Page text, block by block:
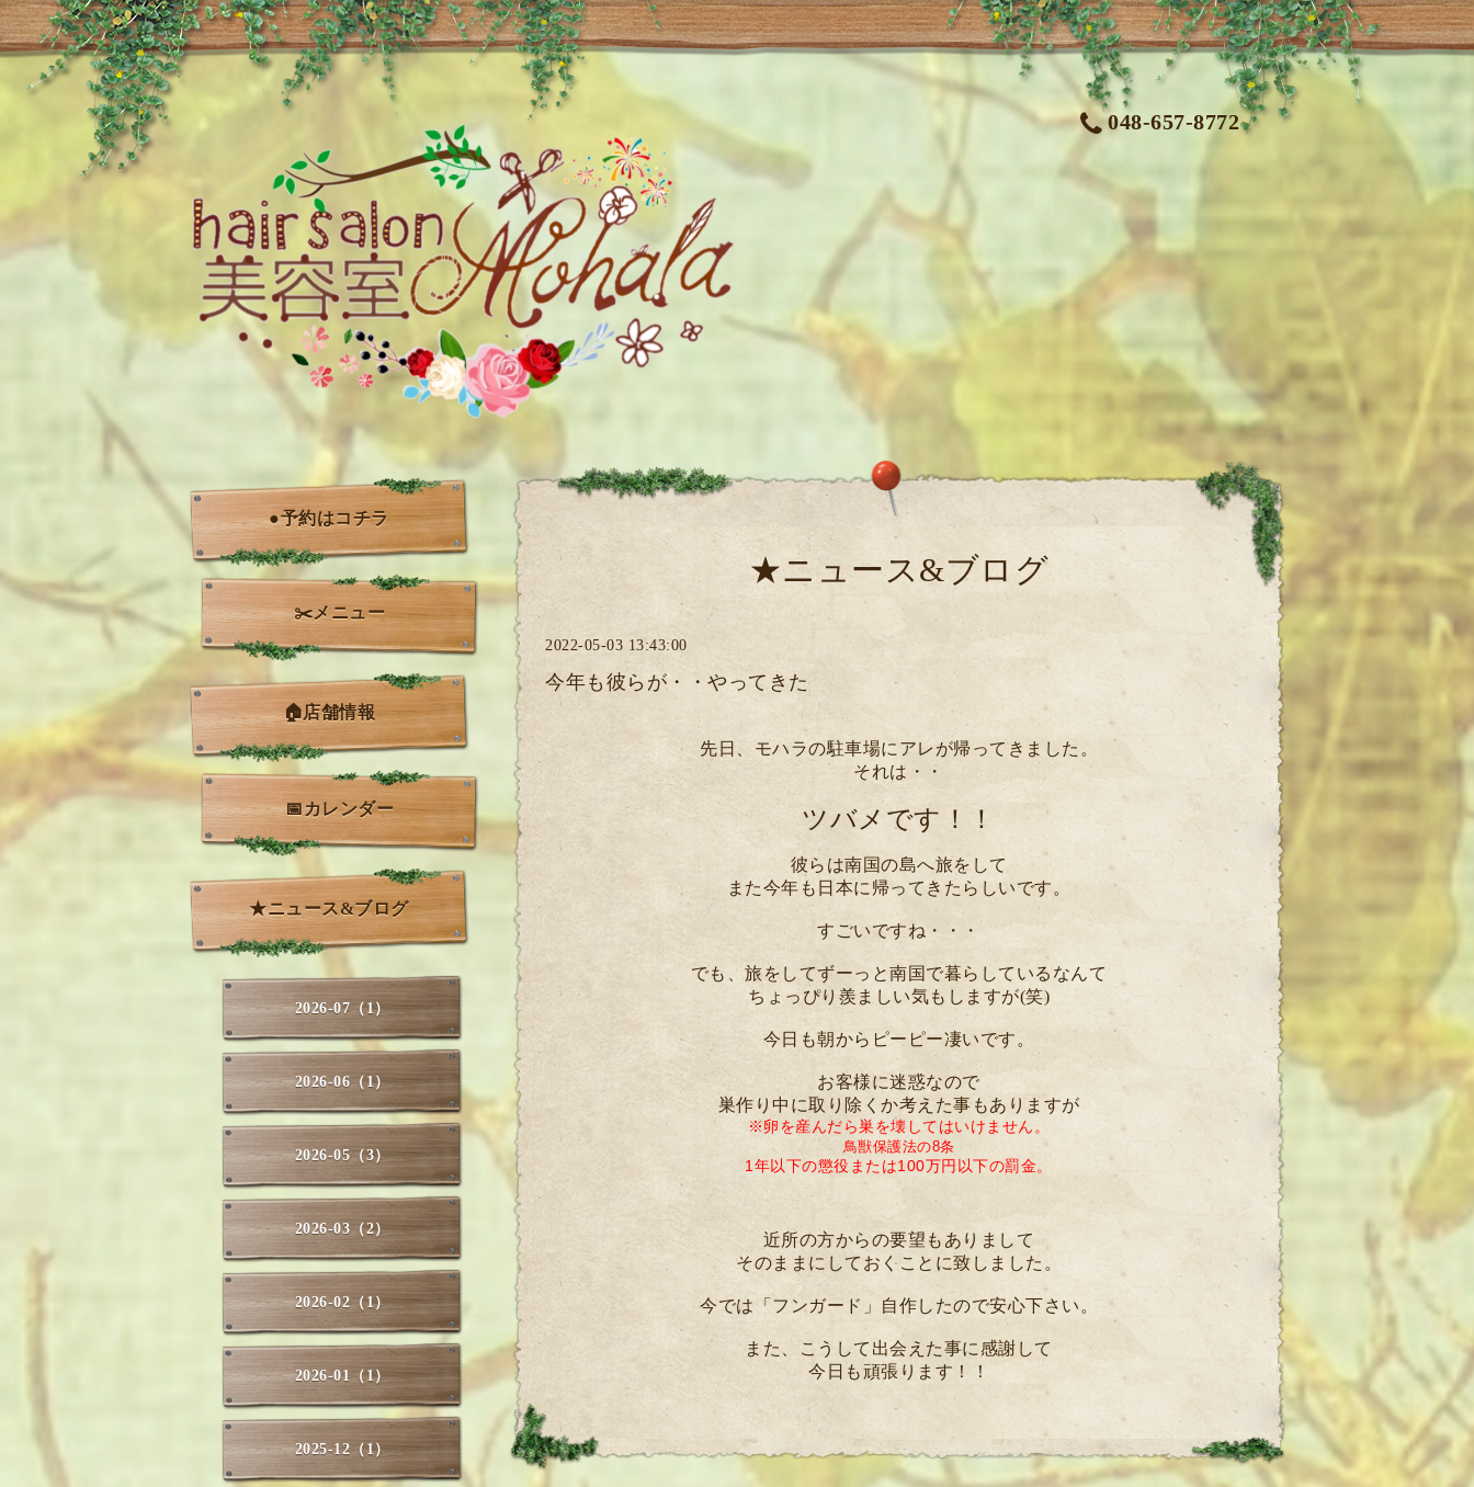
048-657-8772
★ニュース&ブログ
2022-05-03 13:43:00
今年も彼らが・・やってきた
先日、モハラの駐車場にアレが帰ってきました。
それは・・
ツバメです！！
彼らは南国の島へ旅をして
また今年も日本に帰ってきたらしいです。
すごいですね・・・
でも、旅をしてずーっと南国で暮らしているなんて
ちょっぴり羨ましい気もしますが(笑)
今日も朝からピーピー凄いです。
お客様に迷惑なので
巣作り中に取り除くか考えた事もありますが
※卵を産んだら巣を壊してはいけません。
鳥獣保護法の8条
1年以下の懲役または100万円以下の罰金。
近所の方からの要望もありまして
そのままにしておくことに致しました。
今では「フンガード」自作したので安心下さい。
また、こうして出会えた事に感謝して
今日も頑張ります！！
●予約はコチラ
✂️メニュー
🏠店舗情報
📅カレンダー
★ニュース&ブログ
2026-07（1）
2026-06（1）
2026-05（3）
2026-03（2）
2026-02（1）
2026-01（1）
2025-12（1）